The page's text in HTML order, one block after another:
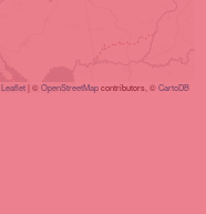
Leaflet| ©OpenStreetMapcontributors, ©CartoDB